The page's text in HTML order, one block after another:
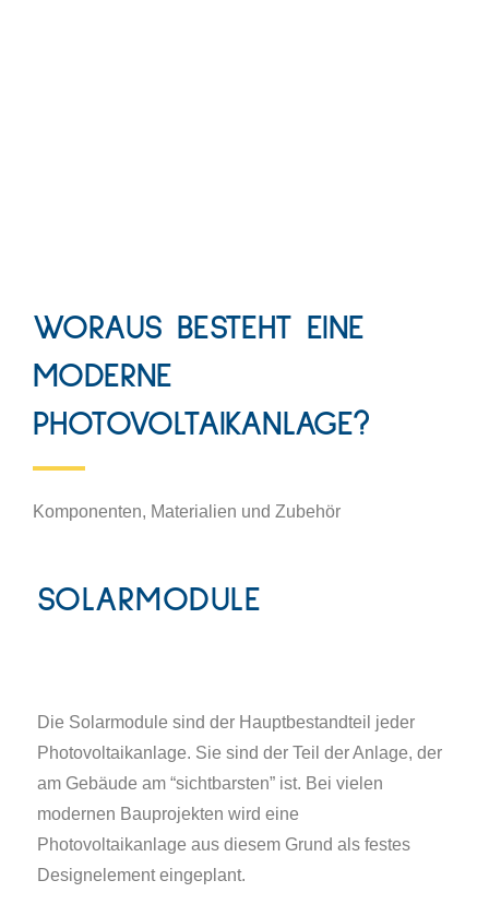
WORAUS BESTEHT EINE
MODERNE
PHOTOVOLTAIKANLAGE?
Komponenten, Materialien und Zubehör
SOLARMODULE
Die Solarmodule sind der Hauptbestandteil jeder
Photovoltaikanlage. Sie sind der Teil der Anlage, der
am Gebäude am “sichtbarsten” ist. Bei vielen
modernen Bauprojekten wird eine
Photovoltaikanlage aus diesem Grund als festes
Designelement eingeplant.